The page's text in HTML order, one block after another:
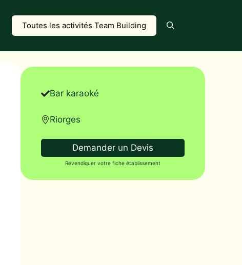
Toutes les activités Team Building
Bar karaoké
Riorges
Demander un Devis
Revendiquer votre fiche établissement